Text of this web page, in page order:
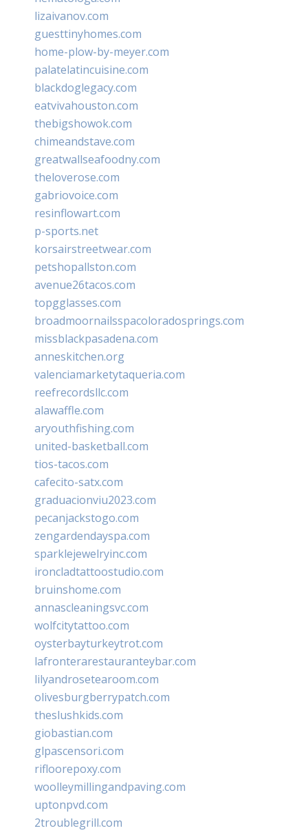
lizaivanov.com
guesttinyhomes.com
home-plow-by-meyer.com
palatelatincuisine.com
blackdoglegacy.com
eatvivahouston.com
thebigshowok.com
chimeandstave.com
greatwallseafoodny.com
theloverose.com
gabriovoice.com
resinflowart.com
p-sports.net
korsairstreetwear.com
petshopallston.com
avenue26tacos.com
topgglasses.com
broadmoornailsspacoloradosprings.com
missblackpasadena.com
anneskitchen.org
valenciamarketytaqueria.com
reefrecordsllc.com
alawaffle.com
aryouthfishing.com
united-basketball.com
tios-tacos.com
cafecito-satx.com
graduacionviu2023.com
pecanjackstogo.com
zengardendayspa.com
sparklejewelryinc.com
ironcladtattoostudio.com
bruinshome.com
annascleaningsvc.com
wolfcitytattoo.com
oysterbayturkeytrot.com
lafronterarestauranteybar.com
lilyandrosetearoom.com
olivesburgberrypatch.com
theslushkids.com
giobastian.com
glpascensori.com
rifloorepoxy.com
woolleymillingandpaving.com
uptonpvd.com
2troublegrill.com